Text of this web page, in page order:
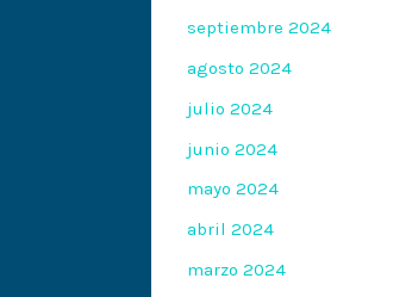
septiembre 2024
agosto 2024
julio 2024
junio 2024
mayo 2024
abril 2024
marzo 2024